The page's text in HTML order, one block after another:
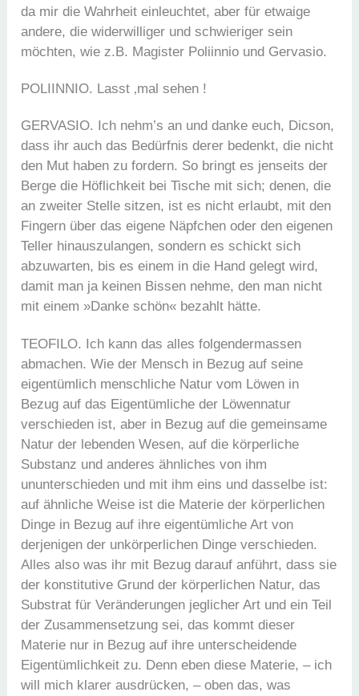
da mir die Wahrheit einleuchtet, aber für etwaige
andere, die widerwilliger und schwieriger sein
möchten, wie z.B. Magister Poliinnio und Gervasio.
POLIINNIO. Lasst ‚mal sehen !
GERVASIO. Ich nehm’s an und danke euch, Dicson,
dass ihr auch das Bedürfnis derer bedenkt, die nicht
den Mut haben zu fordern. So bringt es jenseits der
Berge die Höflichkeit bei Tische mit sich; denen, die
an zweiter Stelle sitzen, ist es nicht erlaubt, mit den
Fingern über das eigene Näpfchen oder den eigenen
Teller hinauszulangen, sondern es schickt sich
abzuwarten, bis es einem in die Hand gelegt wird,
damit man ja keinen Bissen nehme, den man nicht
mit einem »Danke schön« bezahlt hätte.
TEOFILO. Ich kann das alles folgendermassen
abmachen. Wie der Mensch in Bezug auf seine
eigentümlich menschliche Natur vom Löwen in
Bezug auf das Eigentümliche der Löwennatur
verschieden ist, aber in Bezug auf die gemeinsame
Natur der lebenden Wesen, auf die körperliche
Substanz und anderes ähnliches von ihm
ununterschieden und mit ihm eins und dasselbe ist:
auf ähnliche Weise ist die Materie der körperlichen
Dinge in Bezug auf ihre eigentümliche Art von
derjenigen der unkörperlichen Dinge verschieden.
Alles also was ihr mit Bezug darauf anführt, dass sie
der konstitutive Grund der körperlichen Natur, das
Substrat für Veränderungen jeglicher Art und ein Teil
der Zusammensetzung sei, das kommt dieser
Materie nur in Bezug auf ihre unterscheidende
Eigentümlichkeit zu. Denn eben diese Materie, – ich
will mich klarer ausdrücken, – oben das, was